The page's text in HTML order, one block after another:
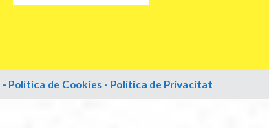
- Política de Cookies- Política de Privacitat